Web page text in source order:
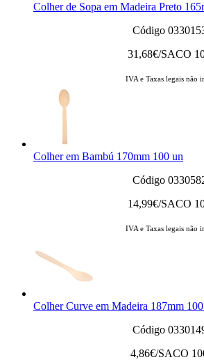
Colher de Sopa em Madeira Preto
Código
31,68€/SACO
IVA e Taxas legais não
Colher em Bambú 170mm 100 un
Código
14,99€/SACO
IVA e Taxas legais não
Colher Curve em Madeira 187mm
Código
4,86€/SACO